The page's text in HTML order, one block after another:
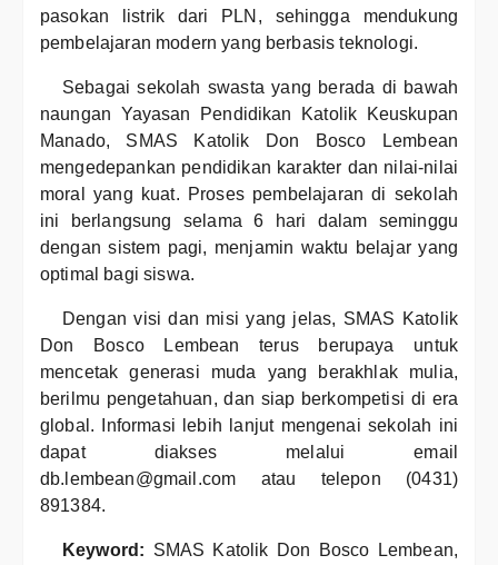
pasokan listrik dari PLN, sehingga mendukung
pembelajaran modern yang berbasis teknologi.
Sebagai sekolah swasta yang berada di bawah
naungan Yayasan Pendidikan Katolik Keuskupan
Manado, SMAS Katolik Don Bosco Lembean
mengedepankan pendidikan karakter dan nilai-nilai
moral yang kuat. Proses pembelajaran di sekolah
ini berlangsung selama 6 hari dalam seminggu
dengan sistem pagi, menjamin waktu belajar yang
optimal bagi siswa.
Dengan visi dan misi yang jelas, SMAS Katolik
Don Bosco Lembean terus berupaya untuk
mencetak generasi muda yang berakhlak mulia,
berilmu pengetahuan, dan siap berkompetisi di era
global. Informasi lebih lanjut mengenai sekolah ini
dapat diakses melalui email
db.lembean@gmail.com atau telepon (0431)
891384.
Keyword: SMAS Katolik Don Bosco Lembean,